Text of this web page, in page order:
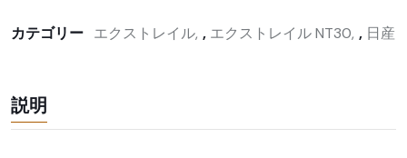
カテゴリー エクストレイル , エクストレイル NT30 , 日産
説明